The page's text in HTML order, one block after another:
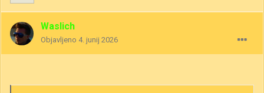
Waslich
Objavljeno 4. junij 2026